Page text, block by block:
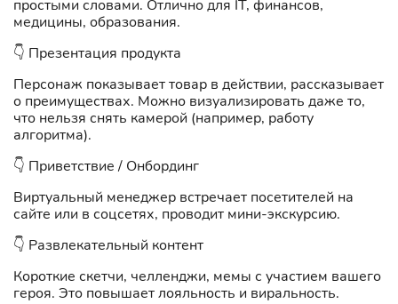
простыми словами. Отлично для IT, финансов,
медицины, образования.
👇 Презентация продукта
Персонаж показывает товар в действии, рассказывает
о преимуществах. Можно визуализировать даже то,
что нельзя снять камерой (например, работу
алгоритма).
👇 Приветствие / Онбординг
Виртуальный менеджер встречает посетителей на
сайте или в соцсетях, проводит мини-экскурсию.
👇 Развлекательный контент
Короткие скетчи, челленджи, мемы с участием вашего
героя. Это повышает лояльность и виральность.